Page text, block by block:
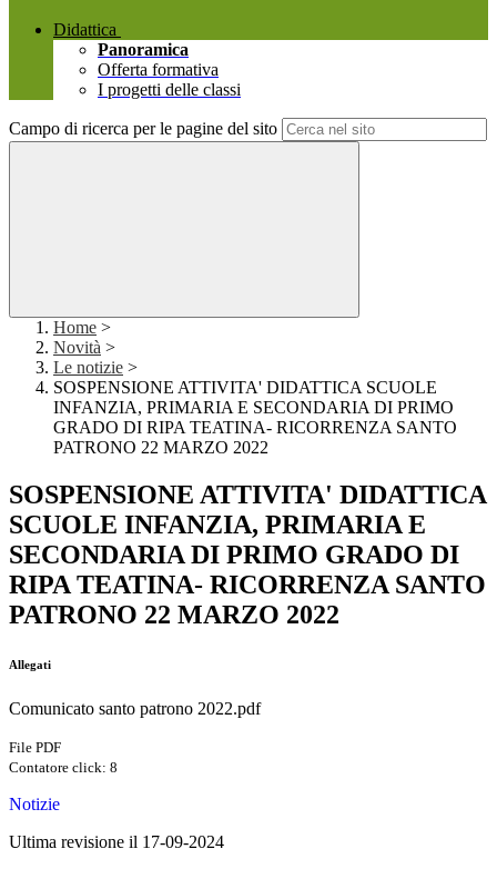
Didattica
Panoramica
Offerta formativa
I progetti delle classi
Campo di ricerca per le pagine del sito
Home >
Novità >
Le notizie >
SOSPENSIONE ATTIVITA' DIDATTICA SCUOLE
INFANZIA, PRIMARIA E SECONDARIA DI PRIMO
GRADO DI RIPA TEATINA- RICORRENZA SANTO
PATRONO 22 MARZO 2022
SOSPENSIONE ATTIVITA' DIDATTICA
SCUOLE INFANZIA, PRIMARIA E
SECONDARIA DI PRIMO GRADO DI
RIPA TEATINA- RICORRENZA SANTO
PATRONO 22 MARZO 2022
Allegati
Comunicato santo patrono 2022.pdf
File PDF
Contatore click: 8
Notizie
Ultima revisione il 17-09-2024